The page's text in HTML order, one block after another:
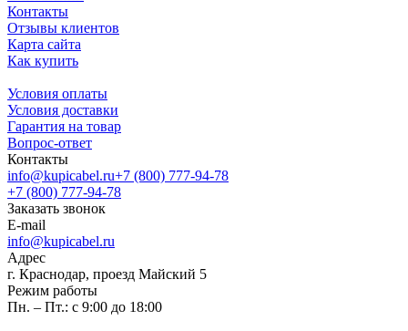
Контакты
Отзывы клиентов
Карта сайта
Как купить
Условия оплаты
Условия доставки
Гарантия на товар
Вопрос-ответ
Контакты
info@kupicabel.ru+7 (800) 777-94-78
+7 (800) 777-94-78
Заказать звонок
E-mail
info@kupicabel.ru
Адрес
г. Краснодар, проезд Майский 5
Режим работы
Пн. – Пт.: с 9:00 до 18:00